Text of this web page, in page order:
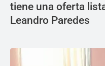
tiene una oferta
Leandro Paredes